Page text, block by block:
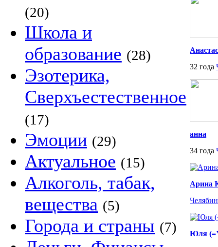
(20)
Школа и
образование (28)
Эзотерика,
Сверхъестественное
(17)
Эмоции (29)
Актуальное (15)
Алкоголь, табак,
вещества (5)
Города и страны (7)
32 года
анна
34 года
Арина
Юля